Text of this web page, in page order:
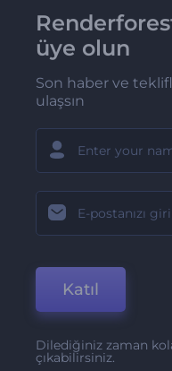
üye olun
Son haber ve
ulaşsın
Katıl
Dilediğiniz zaman
çıkabilirsiniz.